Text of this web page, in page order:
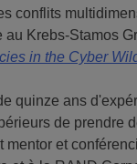
conflits
Krebs-Stamos
in the Cyber
quinze ans
de prendre
mentor et